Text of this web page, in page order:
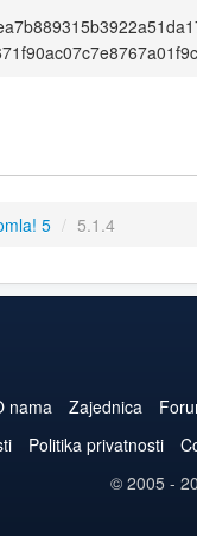
5 / 5.1.4
nama Zajednica
Politika privatnosti
© 2005 -